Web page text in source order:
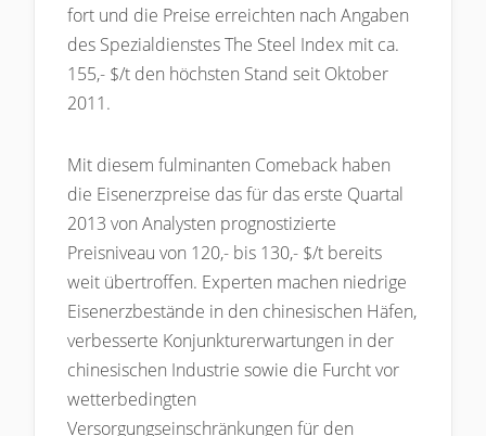
fort und die Preise erreichten nach Angaben
des Spezialdienstes The Steel Index mit ca.
155,- $/t den höchsten Stand seit Oktober
2011.
Mit diesem fulminanten Comeback haben
die Eisenerzpreise das für das erste Quartal
2013 von Analysten prognostizierte
Preisniveau von 120,- bis 130,- $/t bereits
weit übertroffen. Experten machen niedrige
Eisenerzbestände in den chinesischen Häfen,
verbesserte Konjunkturerwartungen in der
chinesischen Industrie sowie die Furcht vor
wetterbedingten
Versorgungseinschränkungen für den